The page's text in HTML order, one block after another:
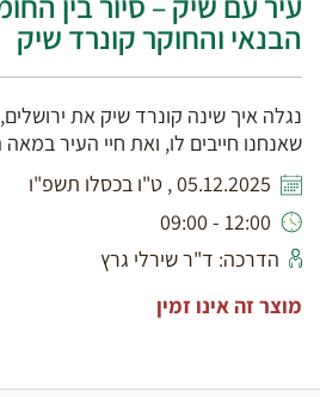
הבנאי והחוקר קונרד שיק
נגלה איך שינה קונרד שיק את
שאנחנו חייבים לו, ואת חיי העיר במאה ה-
05.12.2025 , ט"ו בכסלו תשפ"ו
12:00 - 09:00
הדרכה: ד"ר שירלי גרץ
מוצר זה אינו זמין